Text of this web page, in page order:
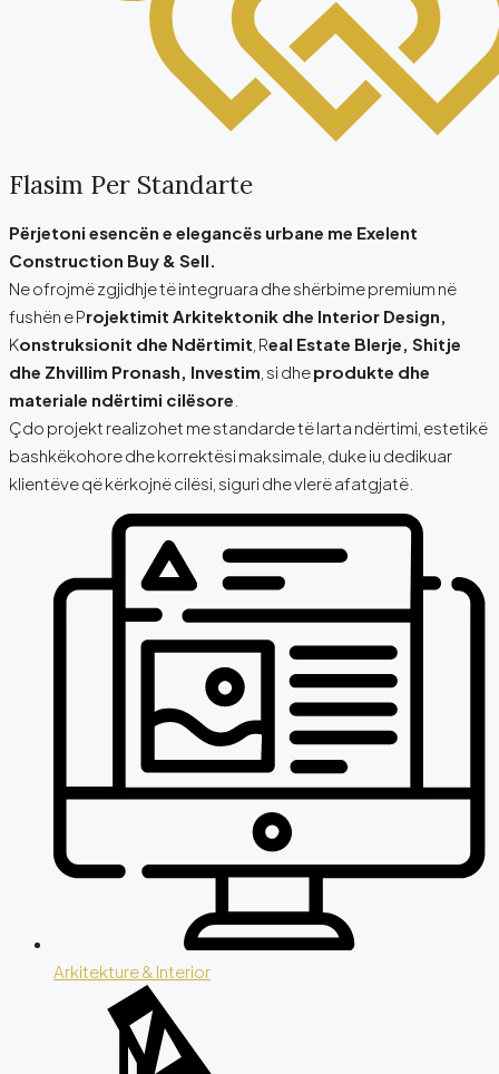
Flasim Per Standarte
Përjetoni esencën e elegancës urbane me Exelent
Construction Buy & Sell.
Ne ofrojmë zgjidhje të integruara dhe shërbime premium në
fushën e Projektimit Arkitektonik dhe Interior Design,
Konstruksionit dhe Ndërtimit , Real Estate Blerje, Shitje
dhe Zhvillim Pronash, Investim , si dheprodukte dhe
materiale ndërtimi cilësore
Çdo projekt realizohet me standarde të larta ndërtimi, estetikë
bashkëkohore dhe korrektësi maksimale, duke iu dedikuar
klientëve që kërkojnë cilësi, siguri dhe vlerë afatgjatë.
Arkitekture & Interior